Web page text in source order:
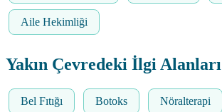
Aile Hekimliği
Yakın Çevredeki İlgi Alanları
Bel Fıtığı Botoks Nöralterapi